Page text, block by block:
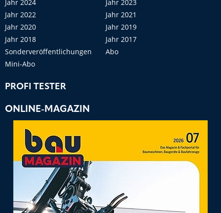
Jahr 2024
Jahr 2023
Jahr 2022
Jahr 2021
Jahr 2020
Jahr 2019
Jahr 2018
Jahr 2017
Sonderveröffentlichungen
Abo
Mini-Abo
PROFI TESTER
ONLINE-MAGAZIN